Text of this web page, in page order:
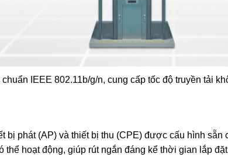
IEEE 802.11b/g/n, cung cấp tốc độ truyền tải
phát (AP) và thiết bị thu (CPE) được cấu hình
thể hoạt động, giúp rút ngắn đáng kể thời gian lắp